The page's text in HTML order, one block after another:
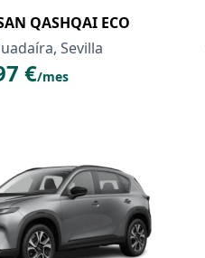
QASHQAI ECO
Sevilla
€/mes